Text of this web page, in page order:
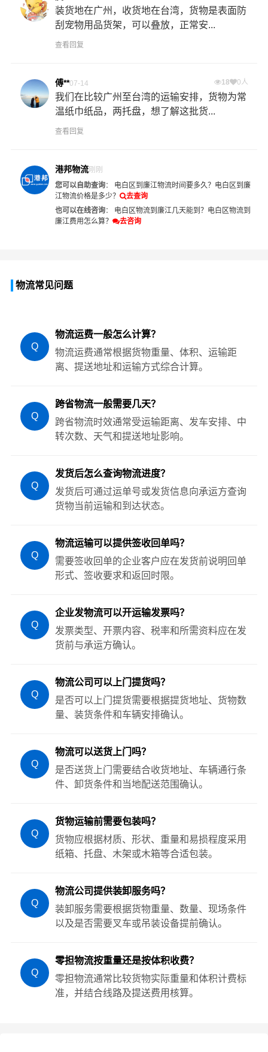
装货地在广州，收货地在台湾，货物是表面防
刮宠物用品货架，可以叠放，正常安...
查看回复
傅**07-14 18 0人
我们在比较广州至台湾的运输安排，货物为常
温纸巾纸品，两托盘，想了解这批货...
查看回复
港邦物流刚刚
您可以自助查询： 电白区到廉江物流时间要多久？ 电白区到廉
江物流价格是多少？
去查询
也可以在线咨询： 电白区物流到廉江几天能到？ 电白区物流到
廉江费用怎么算？
去咨询
物流常见问题
Q
物流运费一般怎么计算？
物流运费通常根据货物重量、体积、运输距
离、提送地址和运输方式综合计算。
Q
跨省物流一般需要几天？
跨省物流时效通常受运输距离、发车安排、中
转次数、天气和提送地址影响。
Q
发货后怎么查询物流进度？
发货后可通过运单号或发货信息向承运方查询
货物当前运输和到达状态。
Q
物流运输可以提供签收回单吗？
需要签收回单的企业客户应在发货前说明回单
形式、签收要求和返回时限。
Q
企业发物流可以开运输发票吗？
发票类型、开票内容、税率和所需资料应在发
货前与承运方确认。
Q
物流公司可以上门提货吗？
是否可以上门提货需要根据提货地址、货物数
量、装货条件和车辆安排确认。
Q
物流可以送货上门吗？
是否送货上门需要结合收货地址、车辆通行条
件、卸货条件和当地配送范围确认。
Q
货物运输前需要包装吗？
货物应根据材质、形状、重量和易损程度采用
纸箱、托盘、木架或木箱等合适包装。
Q
物流公司提供装卸服务吗？
装卸服务需要根据货物重量、数量、现场条件
以及是否需要叉车或吊装设备提前确认。
Q
零担物流按重量还是按体积收费？
零担物流通常比较货物实际重量和体积计费标
准，并结合线路及提送费用核算。